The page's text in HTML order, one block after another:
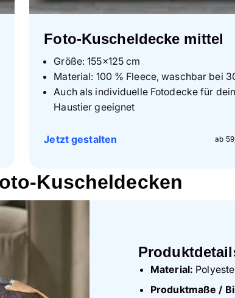
Foto-Kuscheldecke mittel
Größe: 155×125 cm
Material: 100 % Fleece, waschbar bei
Auch als individuelle Fotodecke für dein
Haustier geeignet
ab
Jetzt gestalten
Kuscheldecken
Material:
Produktmaße /